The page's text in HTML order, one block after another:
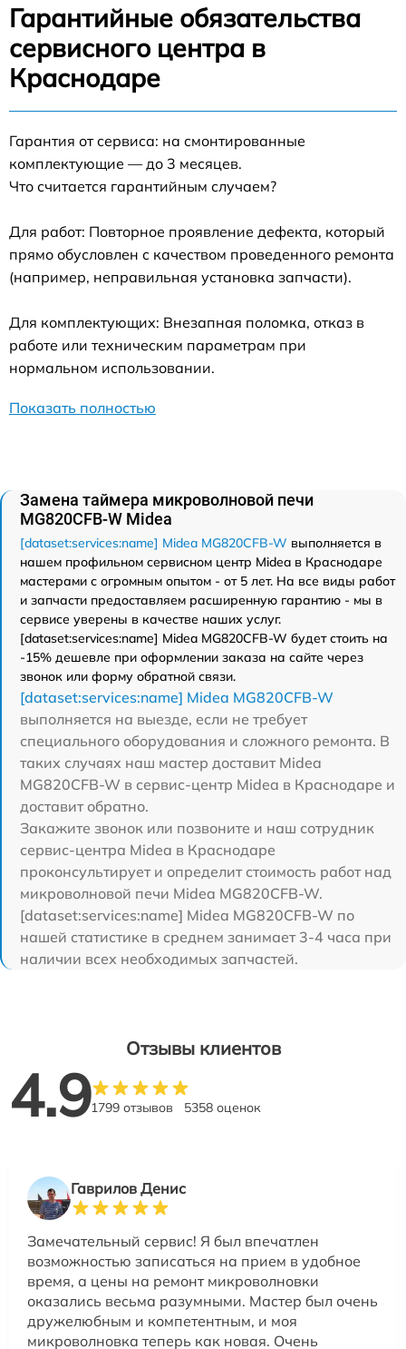
Гарантийные обязательства
сервисного центра в
Краснодаре
Гарантия от сервиса: на смонтированные
комплектующие — до 3 месяцев.
Что считается гарантийным случаем?
Для работ: Повторное проявление дефекта, который
прямо обусловлен с качеством проведенного ремонта
(например, неправильная установка запчасти).
Для комплектующих: Внезапная поломка, отказ в
работе или техническим параметрам при
нормальном использовании.
Показать полностью
Замена таймера микроволновой печи
MG820CFB-W Midea
[dataset:services:name] Midea MG820CFB-W выполняется в
нашем профильном сервисном центр Midea в Краснодаре
мастерами с огромным опытом - от 5 лет. На все виды работ
и запчасти предоставляем расширенную гарантию - мы в
сервисе уверены в качестве наших услуг.
[dataset:services:name] Midea MG820CFB-W будет стоить на
-15% дешевле при оформлении заказа на сайте через
звонок или форму обратной связи.
[dataset:services:name] Midea MG820CFB-W
выполняется на выезде, если не требует
специального оборудования и сложного ремонта. В
таких случаях наш мастер доставит Midea
MG820CFB-W в сервис-центр Midea в Краснодаре и
доставит обратно.
Закажите звонок или позвоните и наш сотрудник
сервис-центра Midea в Краснодаре
проконсультирует и определит стоимость работ над
микроволновой печи Midea MG820CFB-W.
[dataset:services:name] Midea MG820CFB-W по
нашей статистике в среднем занимает 3-4 часа при
наличии всех необходимых запчастей.
Отзывы клиентов
4.91799 отзывов 5358 оценок
Гаврилов Денис
Замечательный сервис! Я был впечатлен
возможностью записаться на прием в удобное
время, а цены на ремонт микроволновки
оказались весьма разумными. Мастер был очень
дружелюбным и компетентным, и моя
микроволновка теперь как новая. Очень